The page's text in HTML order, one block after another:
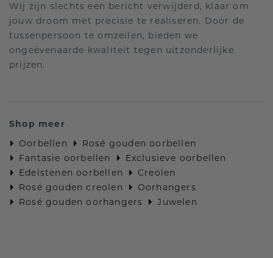
Wij zijn slechts een bericht verwijderd, klaar om
jouw droom met precisie te realiseren. Door de
tussenpersoon te omzeilen, bieden we
ongeëvenaarde kwaliteit tegen uitzonderlijke
prijzen.
Shop meer
Oorbellen
Rosé gouden oorbellen
Fantasie oorbellen
Exclusieve oorbellen
Edelstenen oorbellen
Creolen
Rosé gouden creolen
Oorhangers
Rosé gouden oorhangers
Juwelen